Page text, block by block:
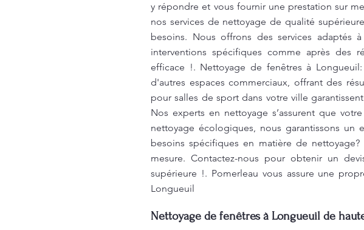
y répondre et vous fournir une prestation sur
nos services de nettoyage de qualité
besoins. Nous offrons des services
interventions spécifiques comme après des
efficace !. Nettoyage de fenêtres à
d'autres espaces commerciaux, offrant des
pour salles de sport dans votre ville
Nos experts en nettoyage s’assurent que
nettoyage écologiques, nous garantissons un
besoins spécifiques en matière de
mesure. Contactez-nous pour obtenir un
supérieure !. Pomerleau vous assure une
Longueuil
Nettoyage de fenêtres à Longueuil de